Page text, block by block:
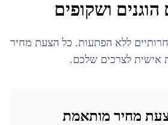
ושקופים
ללא הפתעות. כל הצעת מחיר
אישית לצרכים שלכם.
מחיר מותאמת